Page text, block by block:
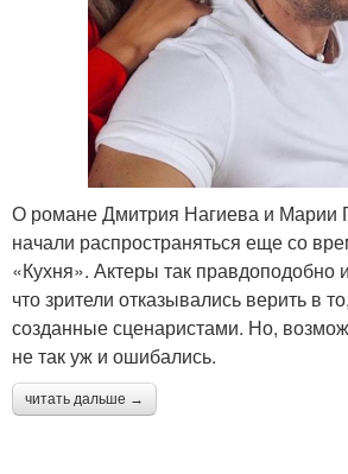
О романе Дмитрия Нагиева и Марии
начали распространяться еще со
«Кухня». Актеры так правдоподобно
что зрители отказывались верить в
созданные сценаристами. Но,
не так уж и ошибались.
читать дальше →